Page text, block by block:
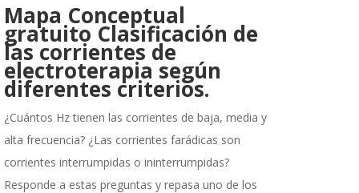
Mapa Conceptual
gratuito Clasificación de
las corrientes de
electroterapia según
diferentes criterios.
¿Cuántos Hz tienen las corrientes de baja, media y
alta frecuencia? ¿Las corrientes farádicas son
corrientes interrumpidas o ininterrumpidas?
Responde a estas preguntas y repasa uno de los